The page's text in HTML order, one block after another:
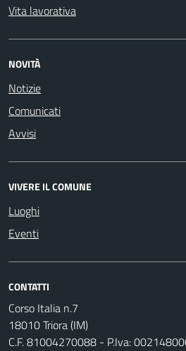
Vita lavorativa
NOVITÀ
Notizie
Comunicati
Avvisi
VIVERE IL COMUNE
Luoghi
Eventi
CONTATTI
Corso Italia n.7
18010 Triora (IM)
C.F. 81004270088 - P.Iva: